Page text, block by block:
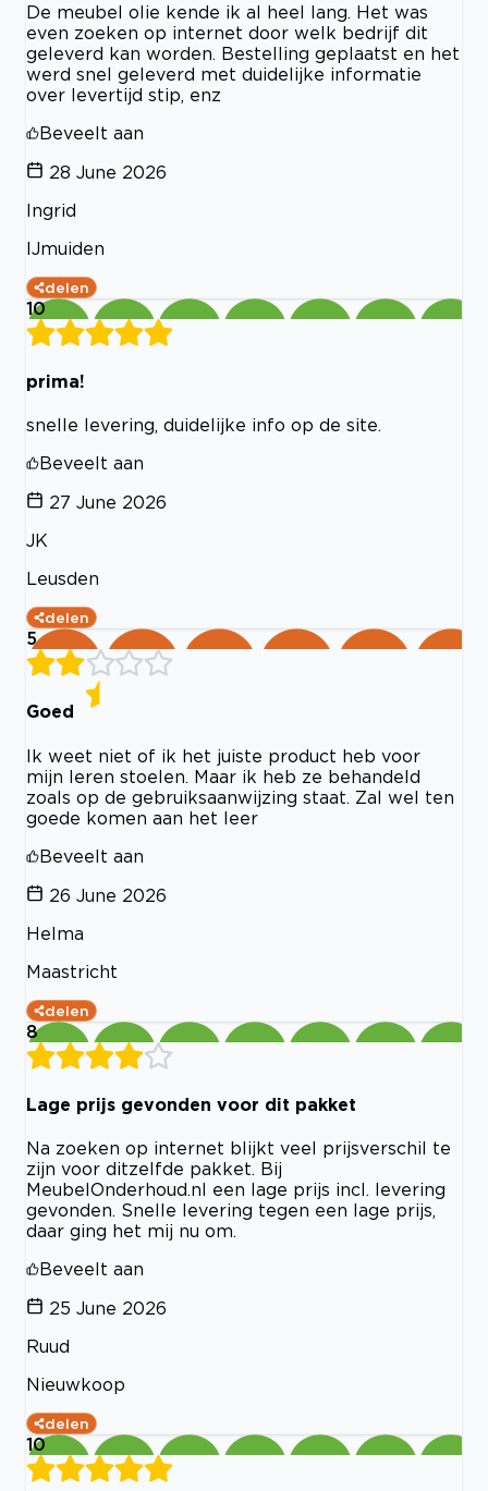
De meubel olie kende ik al heel lang. Het was
even zoeken op internet door welk bedrijf dit
geleverd kan worden. Bestelling geplaatst en het
werd snel geleverd met duidelijke informatie
over levertijd stip, enz
Beveelt aan
28 June 2026
Ingrid
IJmuiden
delen
10
prima!
snelle levering, duidelijke info op de site.
Beveelt aan
27 June 2026
JK
Leusden
delen
5
Goed
Ik weet niet of ik het juiste product heb voor
mijn leren stoelen. Maar ik heb ze behandeld
zoals op de gebruiksaanwijzing staat. Zal wel ten
goede komen aan het leer
Beveelt aan
26 June 2026
Helma
Maastricht
delen
8
Lage prijs gevonden voor dit pakket
Na zoeken op internet blijkt veel prijsverschil te
zijn voor ditzelfde pakket. Bij
MeubelOnderhoud.nl een lage prijs incl. levering
gevonden. Snelle levering tegen een lage prijs,
daar ging het mij nu om.
Beveelt aan
25 June 2026
Ruud
Nieuwkoop
delen
10